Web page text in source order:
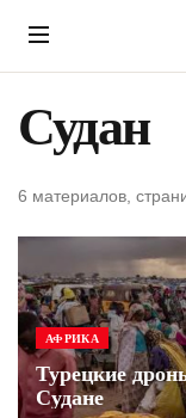
Menu
Судан
6 материалов,
АФРИКА
Турецкие
Судане